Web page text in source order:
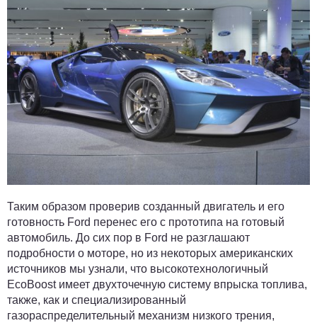
Таким образом проверив созданный двигатель и его
готовность Ford перенес его с прототипа на готовый
автомобиль. До сих пор в Ford не разглашают
подробности о моторе, но из некоторых американских
источников мы узнали, что высокотехнологичный
EcoBoost имеет двухточечную систему впрыска топлива,
также, как и специализированный
газораспределительный механизм низкого трения,